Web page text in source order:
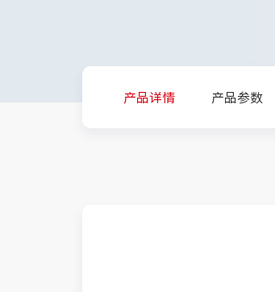
产品详情 产品参数